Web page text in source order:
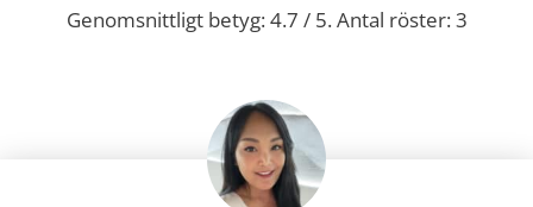
Genomsnittligt betyg:4.7 / 5. Antal röster:3